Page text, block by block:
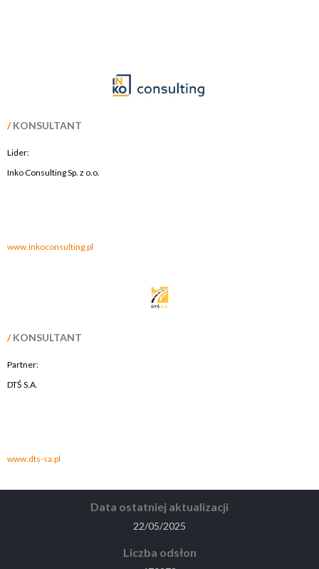
/KONSULTANT
Lider:
Inko Consulting Sp. z o.o.
www.inkoconsulting.pl
/KONSULTANT
Partner:
DTŚ S.A.
www.dts-sa.pl
Data ostatniej aktualizacji
22/05/2025
Liczba odsłon